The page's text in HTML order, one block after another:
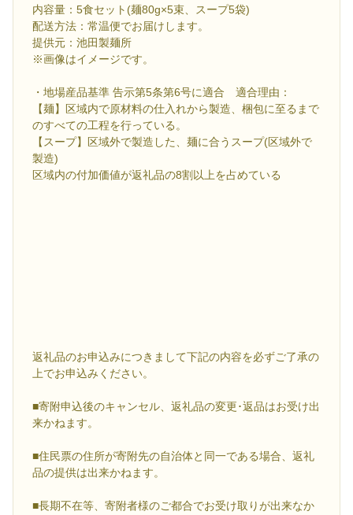
内容量：5食セット(麺80g×5束、スープ5袋)
配送方法：常温便でお届けします。
提供元：池田製麺所
※画像はイメージです。
・地場産品基準 告示第5条第6号に適合 適合理由：
【麺】区域内で原材料の仕入れから製造、梱包に至るまで
のすべての工程を行っている。
【スープ】区域外で製造した、麺に合うスープ(区域外で
製造)
区域内の付加価値が返礼品の8割以上を占めている
返礼品のお申込みにつきまして下記の内容を必ずご了承の
上でお申込みください。
■寄附申込後のキャンセル、返礼品の変更･返品はお受け出
来かねます。
■住民票の住所が寄附先の自治体と同一である場合、返礼
品の提供は出来かねます。
■長期不在等、寄附者様のご都合でお受け取りが出来なか